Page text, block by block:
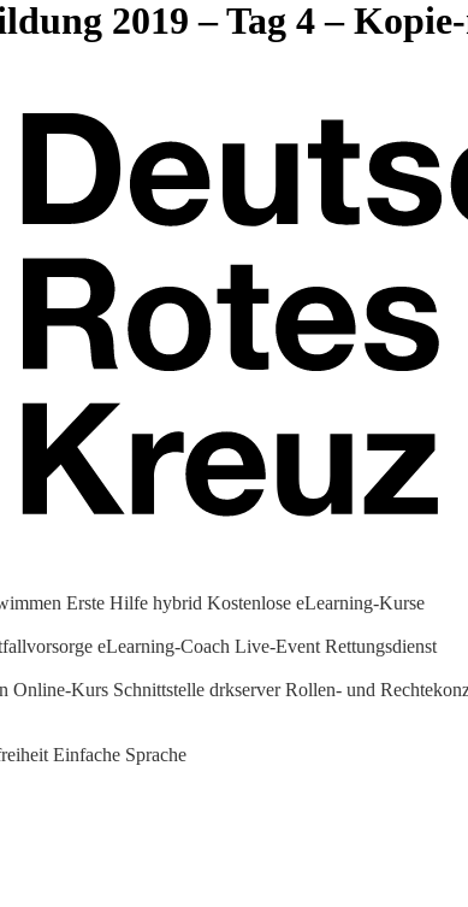
2019 – Tag 4 –
Erste Hilfe hybrid Kostenlose eLearning-Kurse
eLearning-Coach Live-Event Rettungsdienst
Online-Kurs Schnittstelle drkserver Rollen- und
Einfache Sprache